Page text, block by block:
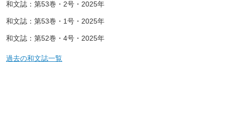
和文誌：第53巻・2号・2025年
和文誌：第53巻・1号・2025年
和文誌：第52巻・4号・2025年
過去の和文誌一覧